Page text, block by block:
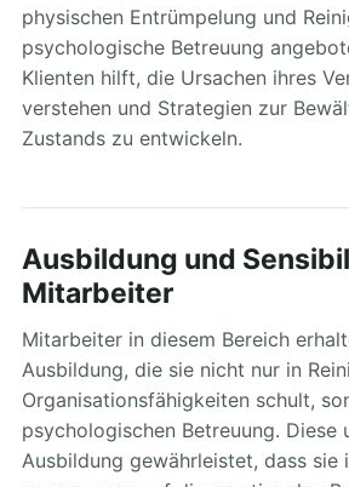
physischen Entrümpelung und
psychologische Betreuung
Klienten hilft, die Ursachen ihres
verstehen und Strategien zur
Zustands zu entwickeln.
Ausbildung und
Mitarbeiter
Mitarbeiter in diesem Bereich
Ausbildung, die sie nicht nur in
Organisationsfähigkeiten schult,
psychologischen Betreuung. Diese
Ausbildung gewährleistet, dass sie